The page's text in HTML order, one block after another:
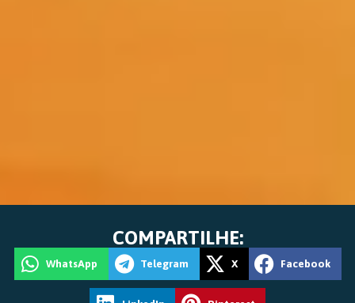
COMPARTILHE:
WhatsApp Telegram X Facebook